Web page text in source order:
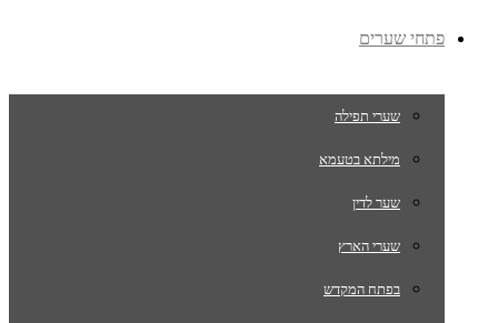
פתחי שערים
שערי תפילה
מילתא בטעמא
שער לדין
שערי הארץ
בפתח המקדש